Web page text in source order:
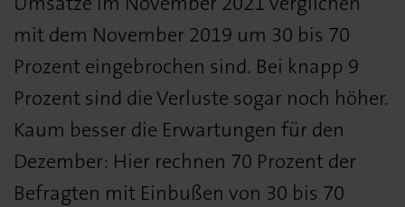
mit dem November 2019 um 30 bis 70
Prozent eingebrochen sind. Bei knapp 9
Prozent sind die Verluste sogar noch höher.
Kaum besser die Erwartungen für den
Dezember: Hier rechnen 70 Prozent der
Befragten mit Einbußen von 30 bis 70